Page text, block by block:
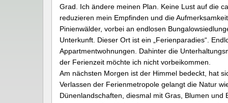
Grad. Ich ändere meinen Plan. Keine Lust auf die
reduzieren mein Empfinden und die
Pinienwälder, vorbei an endlosen
Unterkunft. Dieser Ort ist ein „Ferienparadies“.
Appartmentwohnungen. Dahinter die
der Ferienzeit möchte ich nicht vorbeikommen.
Am nächsten Morgen ist der Himmel bedeckt, hat
Verlassen der Ferienmetropole gelangt die Natur
Dünenlandschaften, diesmal mit Gras, Blumen